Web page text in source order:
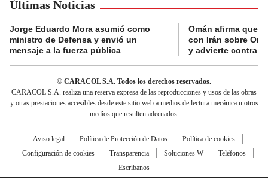
Últimas Noticias
Jorge Eduardo Mora asumió como
ministro de Defensa y envió un
mensaje a la fuerza pública
Omán afirma que
con Irán sobre
y advierte contra
© CARACOL S.A. Todos los derechos reservados.
CARACOL S.A. realiza una reserva expresa de las reproducciones y usos de las obras
y otras prestaciones accesibles desde este sitio web a medios de lectura mecánica u otros
medios que resulten adecuados.
Aviso legal Política de Protección de Datos
Política de cookies
Configuración de cookies
Transparencia Soluciones W
Teléfonos
Escríbanos